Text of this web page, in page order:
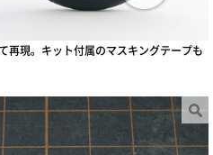
再現。キット付属のマスキングテープも